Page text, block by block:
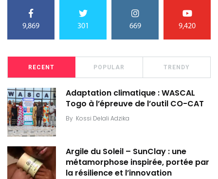
9,869 301 669 9,420
RECENT POPULAR TRENDY
Adaptation climatique : WASCAL
Togo à l’épreuve de l’outil CO-CAT
By Kossi Delali Adzika
Argile du Soleil – SunClay : une
métamorphose inspirée, portée par
la résilience et l’innovation